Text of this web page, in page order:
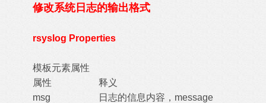
修改系统日志的输出格式
rsyslog Properties
模板元素属性
属性
释义
msg
日志的信息内容，message